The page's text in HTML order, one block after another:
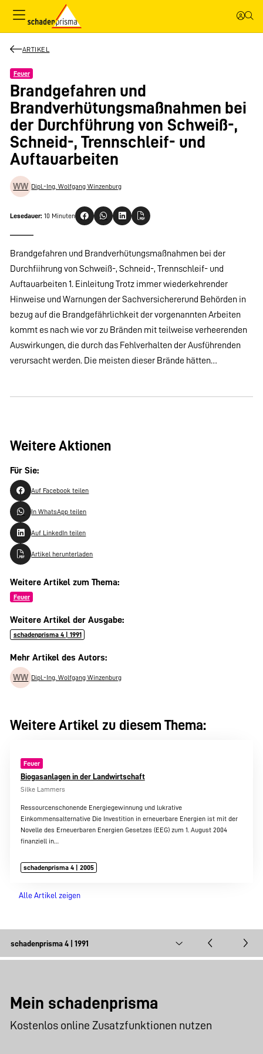
ARTIKEL
Feuer
Brandgefahren und
Brandverhütungsmaßnahmen bei
der Durchführung von Schweiß-,
Schneid-, Trennschleif- und
Auftauarbeiten
WW Dipl.-Ing. Wolfgang Winzenburg
Lesedauer: 10 Minuten
Brandgefahren und Brandverhütungsmaßnahmen bei der
Durchfiihrung von Schweiß-, Schneid-, Trennschleif- und
Auftauarbeiten 1. Einleitung Trotz immer wiederkehrender
Hinweise und Warnungen der Sachversichererund Behörden in
bezug auf die Brandgefährlichkeit der vorgenannten Arbeiten
kommt es nach wie vor zu Bränden mit teilweise verheerenden
Auswirkungen, die durch das Fehlverhalten der Ausführenden
verursacht werden. Die meisten dieser Brände hätten…
Weitere Aktionen
Für Sie:
Auf Facebook teilen
In WhatsApp teilen
Auf LinkedIn teilen
Artikel herunterladen
Weitere Artikel zum Thema:
Feuer
Weitere Artikel der Ausgabe:
schadenprisma 4 | 1991
Mehr Artikel des Autors:
WW Dipl.-Ing. Wolfgang Winzenburg
Weitere Artikel zu diesem Thema:
Feuer
Biogasanlagen in der Landwirtschaft
Silke Lammers
Ressourcenschonende Energiegewinnung und lukrative
Einkommensalternative Die Investition in erneuerbare Energien ist mit der
Novelle des Erneuerbaren Energien Gesetzes (EEG) zum 1. August 2004
finanziell in…
schadenprisma 4 | 2005
Alle Artikel zeigen
Mein schadenprisma
Kostenlos online Zusatzfunktionen nutzen